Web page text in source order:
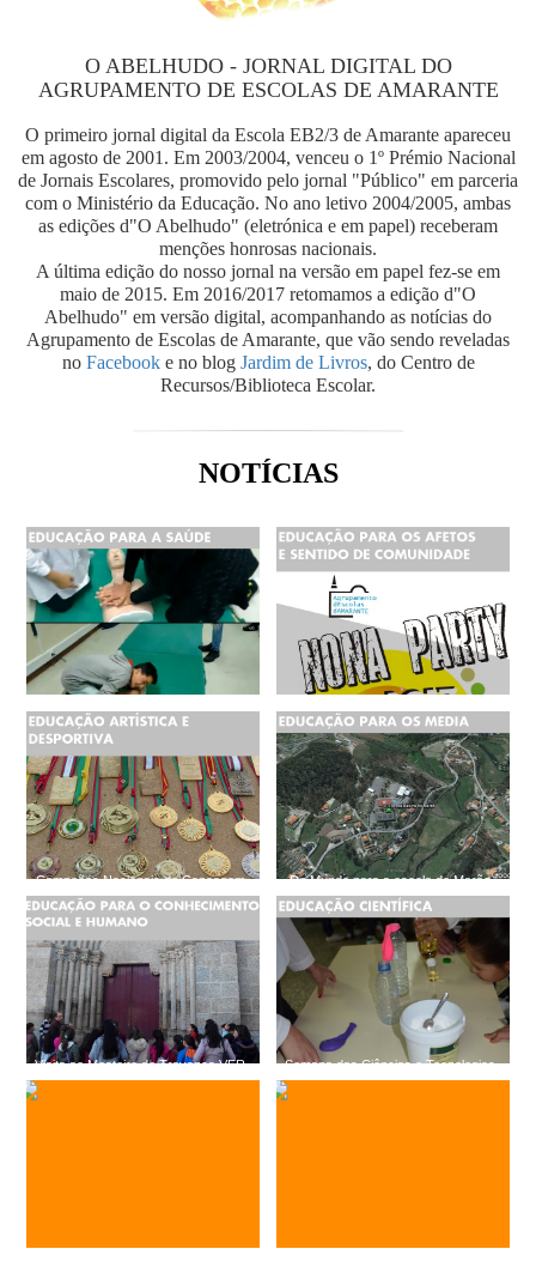
O ABELHUDO - JORNAL DIGITAL DO
AGRUPAMENTO DE ESCOLAS DE AMARANTE
O primeiro jornal digital da Escola EB2/3 de Amarante apareceu
em agosto de 2001. Em 2003/2004, venceu o 1º Prémio Nacional
de Jornais Escolares, promovido pelo jornal "Público" em parceria
com o Ministério da Educação. No ano letivo 2004/2005, ambas
as edições d"O Abelhudo" (eletrónica e em papel) receberam
menções honrosas nacionais.
A última edição do nosso jornal na versão em papel fez-se em
maio de 2015. Em 2016/2017 retomamos a edição d"O
Abelhudo" em versão digital, acompanhando as notícias do
Agrupamento de Escolas de Amarante, que vão sendo reveladas
no Facebooke no blog Jardim de Livros, do Centro de
Recursos/Biblioteca Escolar.
NOTÍCIAS
Suporte Básico de Vida VER MAIS... Festa de Finalistas 2017 VER MAIS...
Campeões Nacionais de Canoagem
VER MAIS...
Do Mundo para a escola do Marão
VER MAIS...
Visita ao Mosteiro de Travanca VER
MAIS...
Semana das Ciências e Tecnologias
VER MAIS...